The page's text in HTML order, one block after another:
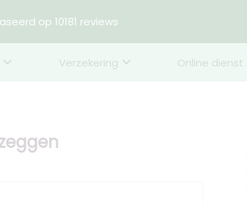
op 10181 reviews
Verzekering Online dienst